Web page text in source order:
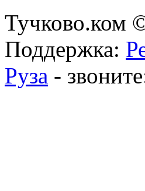
Тучково.ком
Поддержка:
Руза -